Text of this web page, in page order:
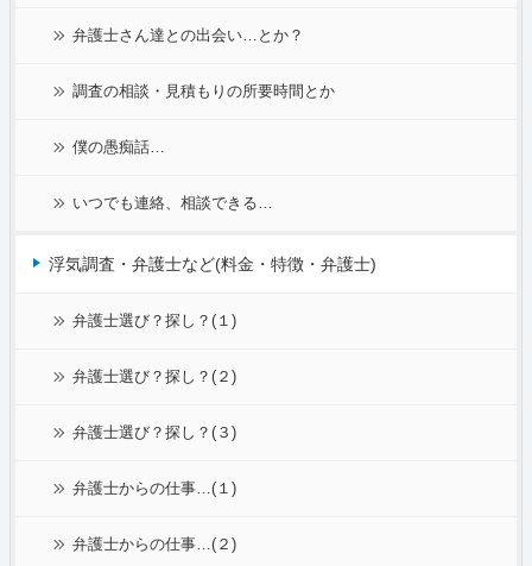
弁護士さん達との出会い…とか？
調査の相談・見積もりの所要時間とか
僕の愚痴話…
いつでも連絡、相談できる…
浮気調査・弁護士など(料金・特徴・弁護士)
弁護士選び？探し？(１)
弁護士選び？探し？(２)
弁護士選び？探し？(３)
弁護士からの仕事…(１)
弁護士からの仕事…(２)